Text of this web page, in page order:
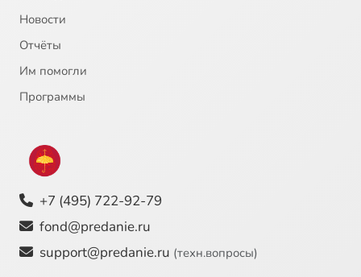
Новости
Отчёты
Им помогли
Программы
+7 (495) 722-92-79
fond@predanie.ru
support@predanie.ru (техн.вопросы)